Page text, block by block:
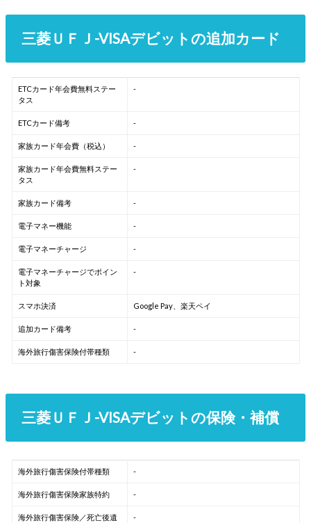
三菱ＵＦＪ-VISAデビットの追加カード
ETCカード年会費無料ステー
タス
-
ETCカード備考 -
家族カード年会費（税込） -
家族カード年会費無料ステー
タス
-
家族カード備考 -
電子マネー機能 -
電子マネーチャージ -
電子マネーチャージでポイン
ト対象
-
スマホ決済 Google Pay、楽天ペイ
追加カード備考 -
海外旅行傷害保険付帯種類 -
三菱ＵＦＪ-VISAデビットの保険・補償
海外旅行傷害保険付帯種類 -
海外旅行傷害保険家族特約 -
海外旅行傷害保険／死亡後遺
-